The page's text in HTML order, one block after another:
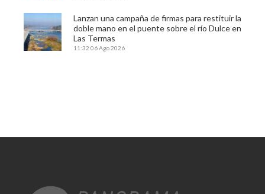
Lanzan una campaña de firmas para restituir la
doble mano en el puente sobre el río Dulce en
Las Termas
11:32 06 Ago 2026